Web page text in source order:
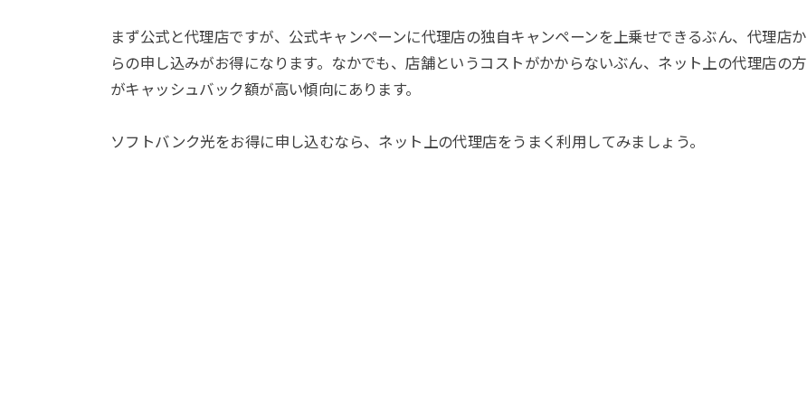
まず公式と代理店ですが、公式キャンペーンに代理店の独自キャンペーンを上乗せできるぶん、代理店か
らの申し込みがお得になります。なかでも、店舗というコストがかからないぶん、ネット上の代理店の方
がキャッシュバック額が高い傾向にあります。
ソフトバンク光をお得に申し込むなら、ネット上の代理店をうまく利用してみましょう。